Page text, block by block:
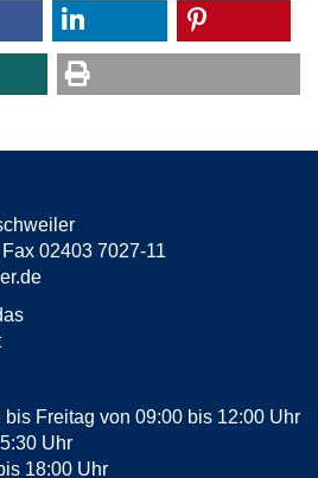
02403 7027-11
Freitag von 09:00 bis 12:00 Uhr
Uhr
18:00 Uhr